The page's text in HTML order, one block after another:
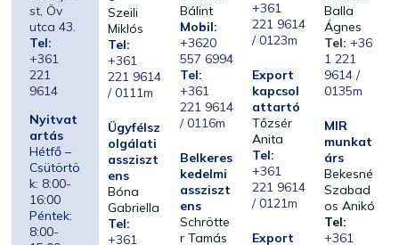
st, Öv
utca 43.
Tel:
+361
221
9614
Nyitvat
artás
Hétfő –
Csütörtö
k: 8:00-
16:00
Péntek:
8:00-
Szeili
Miklós
Tel:
+361
221 9614
/ 0111m
Ügyfélsz
olgálati
assziszt
ens
Bóna
Gabriella
Tel:
+361
Bálint
Mobil:
+3620
557 6994
Tel:
+361
221 9614
/ 0116m
Belkeres
kedelmi
assziszt
ens
Schrötte
r Tamás
+361
221 9614
/ 0123m
Export
kapcsol
attartó
Tőzsér
Anita
Tel:
+361
221 9614
/ 0121m
Export
Balla
Ágnes
Tel: +36
1 221
9614 /
0135m
MIR
munkat
árs
Bekesné
Szabad
os Anikó
Tel:
+361